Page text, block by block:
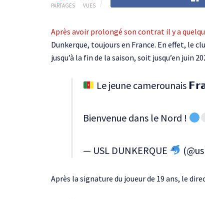
PARTAGES VUES
Après avoir prolongé son contrat il y a
Dunkerque, toujours en France. En effet, le
jusqu’à la fin de la saison, soit jusqu’en juin
Le jeune camerounais
Bienvenue dans le Nord !
— USL DUNKERQUE
Après la signature du joueur de 19 ans, le